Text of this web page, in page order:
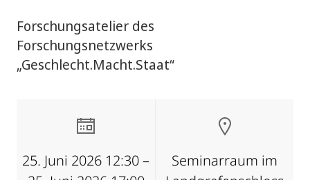
Forschungsatelier des
Forschungsnetzwerks
„Geschlecht.Macht.Staat“
25. Juni 2026 12:30 –
Seminarraum im